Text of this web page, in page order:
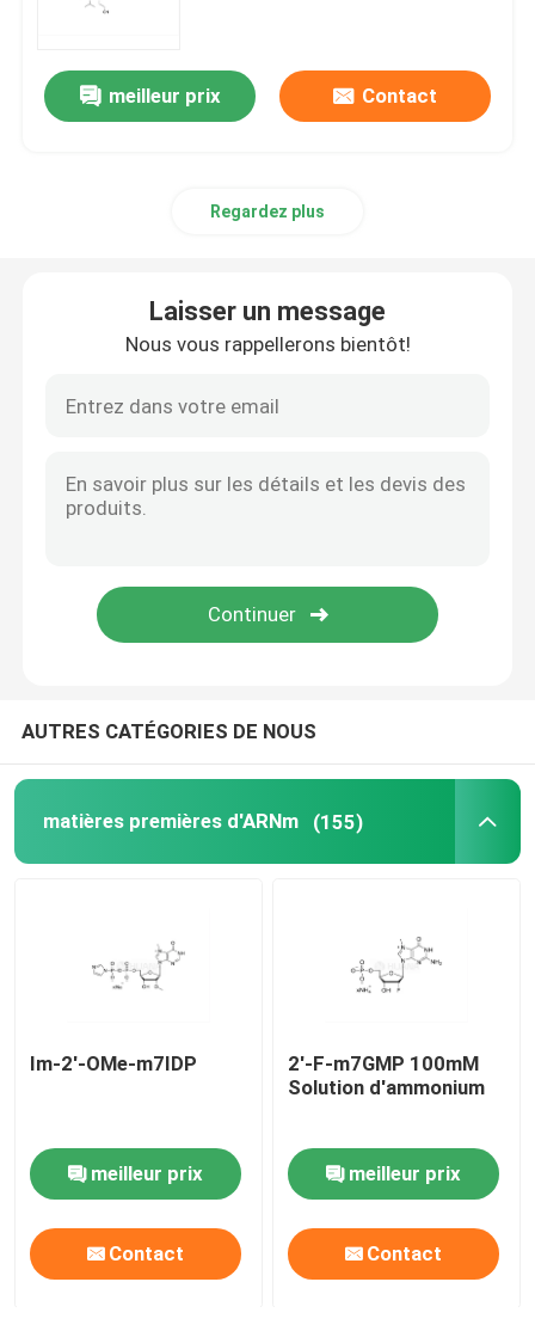
Réactifs de synthèse d'oligo
Système de livraison
meilleur prix Contact
Regardez plus
Laisser un message
Nous vous rappellerons bientôt!
AUTRES CATÉGORIES DE NOUS
matières premières d'ARNm (155)
Im-2'-OMe-m7IDP
meilleur prix
Contact
2'-F-m7GMP 100mM
Solution d'ammonium
meilleur prix
Contact